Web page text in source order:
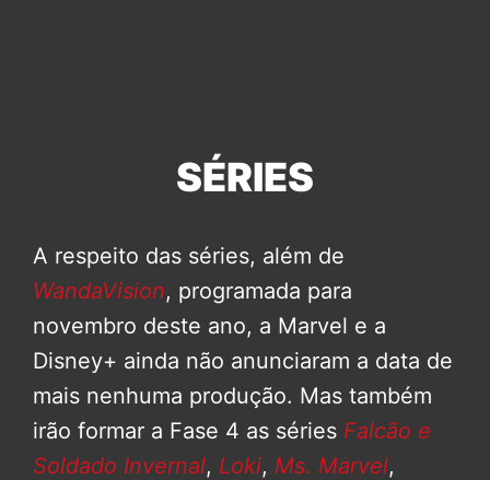
SÉRIES
A respeito das séries, além de
WandaVision, programada para
novembro deste ano, a Marvel e a
Disney+ ainda não anunciaram a data de
mais nenhuma produção. Mas também
irão formar a Fase 4 as séries Falcão e
Soldado Invernal, Loki, Ms. Marvel,